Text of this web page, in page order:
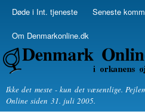
Skip to
Secondary menu
Døde i Int. tjeneste Seneste
Om Denmarkonline.dk
Denmarkonline.dk -
Ikke det meste - kun det væsentlige.
Online siden 31. juli 2005.